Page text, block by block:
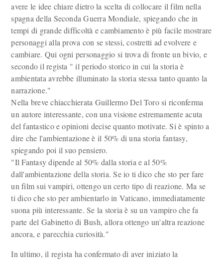
avere le idee chiare dietro la scelta di collocare il film nella
spagna della Seconda Guerra Mondiale, spiegando che in
tempi di grande difficoltà e cambiamento è più facile mostrare
personaggi alla prova con se stessi, costretti ad evolvere e
cambiare. Qui ogni personaggio si trova di fronte un bivio, e
secondo il regista " il periodo storico in cui la storia è
ambientata avrebbe illuminato la storia stessa tanto quanto la
narrazione."
Nella breve chiacchierata Guillermo Del Toro si riconferma
un autore interessante, con una visione estremamente acuta
del fantastico e opinioni decise quanto motivate. Si è spinto a
dire che l'ambientazione è il 50% di una storia fantasy,
spiegando poi il suo pensiero.
"Il Fantasy dipende al 50% dalla storia e al 50%
dall'ambientazione della storia. Se io ti dico che sto per fare
un film sui vampiri, ottengo un certo tipo di reazione. Ma se
ti dico che sto per ambientarlo in Vaticano, immediatamente
suona più interessante. Se la storia è su un vampiro che fa
parte del Gabinetto di Bush, allora ottengo un'altra reazione
ancora, e parecchia curiosità."
In ultimo, il regista ha confermato di aver iniziato la